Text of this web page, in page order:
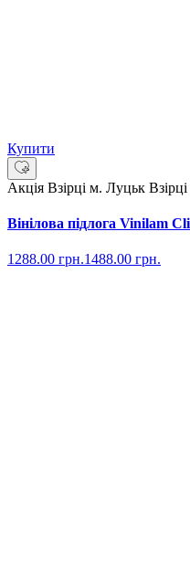
Купити
Акція Взірці м. Луцьк
Вінілова підлога Vinilam
1288.00 грн.1488.00 грн.